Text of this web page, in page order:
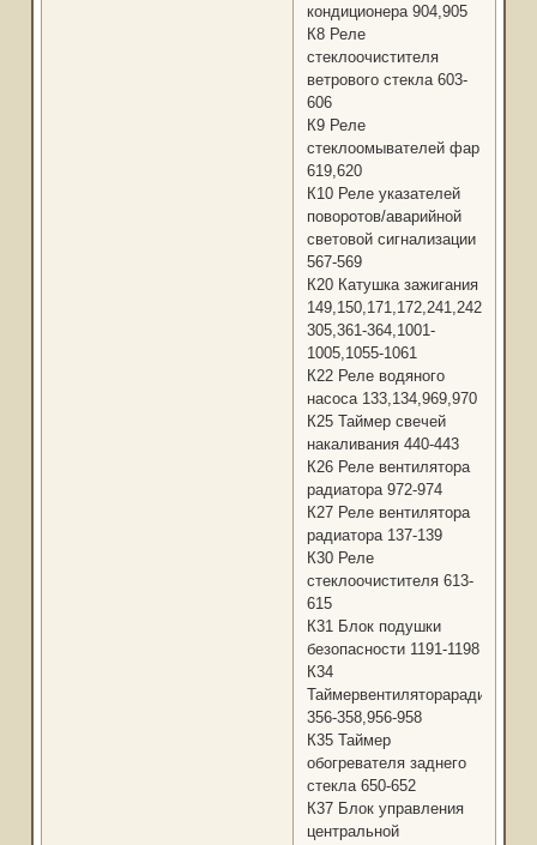
кондиционера 904,905
К8 Реле
стеклоочистителя
ветрового стекла 603-
606
К9 Реле
стеклоомывателей фар
619,620
К10 Реле указателей
поворотов/аварийной
световой сигнализации
567-569
К20 Катушка зажигания
149,150,171,172,241,242,302-
305,361-364,1001-
1005,1055-1061
К22 Реле водяного
насоса 133,134,969,970
К25 Таймер свечей
накаливания 440-443
К26 Реле вентилятора
радиатора 972-974
К27 Реле вентилятора
радиатора 137-139
К30 Реле
стеклоочистителя 613-
615
К31 Блок подушки
безопасности 1191-1198
К34
Таймервентиляторарадиатора
356-358,956-958
К35 Таймер
обогревателя заднего
стекла 650-652
К37 Блок управления
центральной